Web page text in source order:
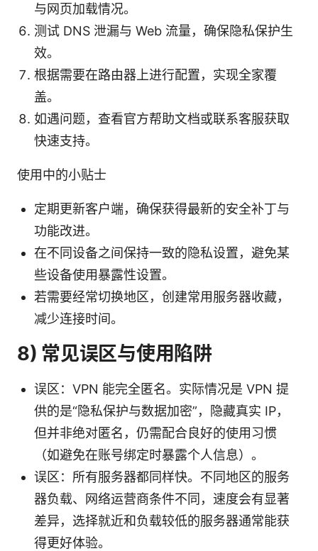
与网页加载情况。
测试 DNS 泄漏与 Web 流量，确保隐私保护生
效。
根据需要在路由器上进行配置，实现全家覆
盖。
如遇问题，查看官方帮助文档或联系客服获取
快速支持。
使用中的小贴士
定期更新客户端，确保获得最新的安全补丁与
功能改进。
在不同设备之间保持一致的隐私设置，避免某
些设备使用暴露性设置。
若需要经常切换地区，创建常用服务器收藏，
减少连接时间。
8) 常见误区与使用陷阱
误区：VPN 能完全匿名。实际情况是 VPN 提
供的是“隐私保护与数据加密”，隐藏真实 IP，
但并非绝对匿名，仍需配合良好的使用习惯
（如避免在账号绑定时暴露个人信息）。
误区：所有服务器都同样快。不同地区的服务
器负载、网络运营商条件不同，速度会有显著
差异，选择就近和负载较低的服务器通常能获
得更好体验。